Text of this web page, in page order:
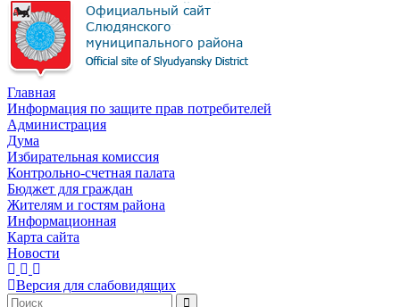
Главная
Информация по защите прав потребителей
Администрация
Дума
Избирательная комиссия
Контрольно-счетная палата
Бюджет для граждан
Жителям и гостям района
Информационная
Карта сайта
Новости
Версия для слабовидящих